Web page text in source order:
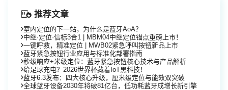
推荐文章
室内定位的下一站，为什么是蓝牙AoA？
中继·定位·信标3合1 | MBM04中继定位锚点重磅上市！
一键呼救，精准定位 | MWB02紧急呼叫按钮新品上市
蓝牙紧急按钮行业应用与标准化部署指南
秒级响应+米级定位：蓝牙紧急按钮核心技术与产品解析
给足球充电？2026世界杯藏着IoT黑科技！
蓝牙6.3发布：四大核心升级，厘米级定位与能效双突破
全球蓝牙设备2030年将破81亿台，低功耗蓝牙成增长新引擎